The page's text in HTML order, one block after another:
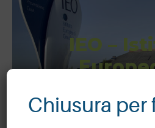
IEO –
Chiusura per